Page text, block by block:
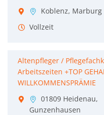
Koblenz, Marburg
Vollzeit
Altenpfleger /
Arbeitszeiten +TOP
WILLKOMMENSPRÄMIE
01809 Heidenau,
Gunzenhausen